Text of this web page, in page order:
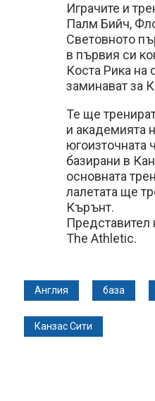
Играчите и
Палм Бийч,
Световното
в първия си
Коста Рика на
заминават за
Те ще
и академията
югоизточната
базирани в
основната
лалетата ще
Кърънт.
Представител
The Athletic.
Англия база
Канзас Сити